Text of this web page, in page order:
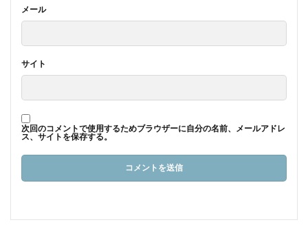
メール
サイト
次回のコメントで使用するためブラウザーに自分の名前、メールアドレ
ス、サイトを保存する。